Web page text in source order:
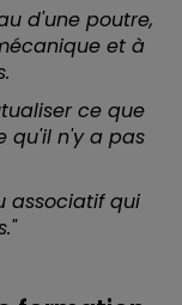
d'une poutre,
et à
ce que
qu'il n'y a pas
associatif qui